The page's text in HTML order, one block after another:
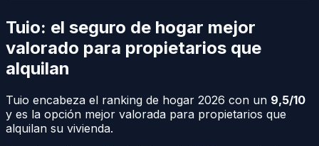
Tuio: el seguro de hogar mejor
valorado para propietarios que
alquilan
Tuio encabeza el ranking de hogar 2026 con un 9,5/10
y es la opción mejor valorada para propietarios que
alquilan su vivienda.